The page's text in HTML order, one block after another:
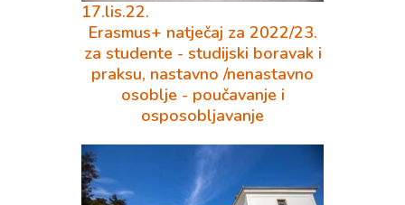
17.lis.22.
Erasmus+ natječaj za 2022/23.
za studente - studijski boravak i
praksu, nastavno /nenastavno
osoblje - poučavanje i
osposobljavanje